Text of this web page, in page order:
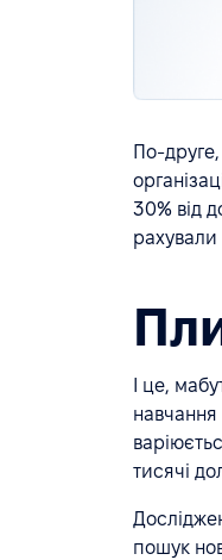
По-друге,
30% від
рахували
І це,
навчання
тисячі
пошук